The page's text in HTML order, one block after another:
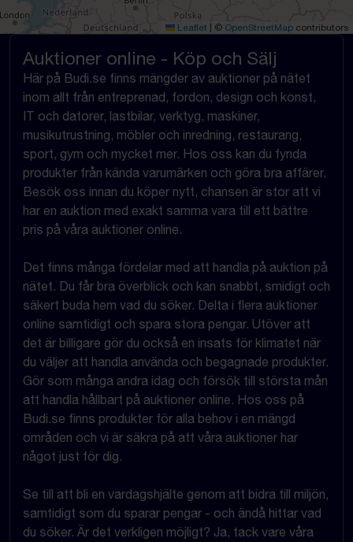
Leaflet | © OpenStreetMap contributors
Auktioner online - Köp och Sälj
Här på Budi.se finns mängder av auktioner på nätet
inom allt från entreprenad, fordon, design och konst,
IT och datorer, lastbilar, verktyg, maskiner,
musikutrustning, möbler och inredning, restaurang,
sport, gym och mycket mer. Hos oss kan du fynda
produkter från kända varumärken och göra bra affärer.
Besök oss innan du köper nytt, chansen är stor att vi
har en auktion med exakt samma vara till ett bättre
pris på våra auktioner online.
Det finns många fördelar med att handla på auktion på
nätet. Du får bra överblick och kan snabbt, smidigt och
säkert buda hem vad du söker. Delta i flera auktioner
online samtidigt och spara stora pengar. Utöver att
det är billigare gör du också en insats för klimatet när
du väljer att handla använda och begagnade produkter.
Gör som många andra idag och försök till största mån
att handla hållbart på auktioner online. Hos oss på
Budi.se finns produkter för alla behov i en mängd
områden och vi är säkra på att våra auktioner har
något just för dig.
Se till att bli en vardagshjälte genom att bidra till miljön,
samtidigt som du sparar pengar - och ändå hittar vad
du söker. Är det verkligen möjligt? Ja, tack vare våra